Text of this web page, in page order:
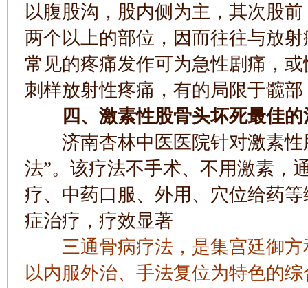
以腹股沟，股内侧为主，其次股
两个以上的部位，因而往往与放
常见的疼痛发作可为急性剧痛，
刺样放射性疼痛，有的局限于髋
四、激素性股骨头坏死最佳
济南杏林中医医院针对激素性
法”。该疗法不手术、不用激素，
疗、中药口服、外用、穴位给药
症治疗，疗效显著
三通骨病疗法，是集宫廷御
以内服外治、手法复位为特色的